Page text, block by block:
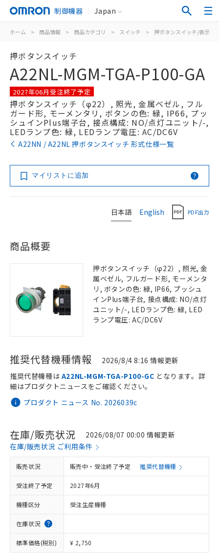
制御機器 Japan
ホーム > 商品情報 > 商品カテゴリ > スイッチ > 押ボタンスイッチ/表示灯
押ボタンスイッチ
A22NL-MGM-TGA-P100-GA
2027年06月受注終了予定
押ボタンスイッチ（φ22）, 照光, 金属ベゼル, フル
ガード形, モーメンタリ, ボタンの色: 緑, IP66, プッ
シュインPlus端子台, 接点構成: NO/点灯ユニット/-,
LEDランプ色: 緑, LEDランプ電圧: AC/DC6V
A22NN / A22NL 押ボタンスイッチ 形式仕様一覧
マイリストに追加
日本語 English PDF出力
商品概要
押ボタンスイッチ（φ22）, 照光, 金
属ベゼル, フルガード形, モーメンタ
リ, ボタンの色: 緑, IP66, プッシュ
インPlus端子台, 接点構成: NO/点灯
ユニット/-, LEDランプ色: 緑, LED
ランプ電圧: AC/DC6V
推奨代替機種情報 2026/8/4 8:16 情報更新
プロダクト ニュース No. 2026039c
推奨代替機種は A22NL-MGM-TGA-P100-GC となります。詳
細はプロダクトニュースをご確認ください。
在庫/販売状況
2026/08/07 00:00 情報更新
在庫/販売状況 ご利用条件
販売状況 販売中・受注終了予定 推奨代替機種
受注終了予定 2027年6月
機種区分 受注生産機種
在庫状況
標準価格(税別) ¥ 2,750